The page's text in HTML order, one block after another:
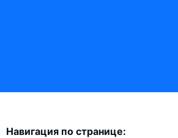
Навигация по странице: